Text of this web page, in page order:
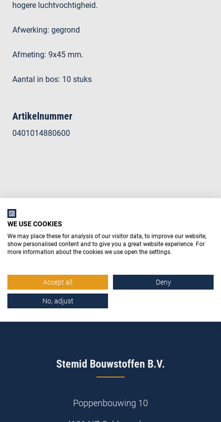
hogere luchtvochtigheid.
Afwerking: gegrond
Afmeting: 9x45 mm.
Aantal in bos: 10 stuks
Artikelnummer
0401014880600
Stemid Bouwstoffen B.V.
Poppenbouwing 10
WE USE COOKIES
We may place these for analysis of our visitor data, to improve our website,
show personalised content and to give you a great website experience. For
more information about the cookies we use open the settings.
Accept all Deny
No, adjust